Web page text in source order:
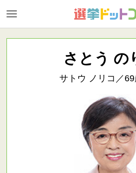
さとう の
サトウ ノリコ／